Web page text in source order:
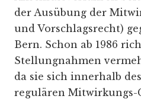
der Ausübung der
und Vorschlagsrecht)
Bern. Schon ab 1986
Stellungnahmen
da sie sich innerhalb
regulären Mitwirkungs-